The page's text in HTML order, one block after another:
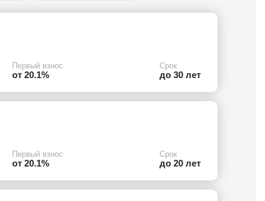
Первый взнос
от 20.1%
Срок
до 30 лет
Первый взнос
от 20.1%
Срок
до 20 лет